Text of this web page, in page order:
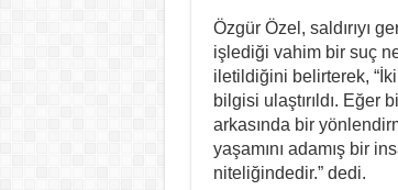
Özgür Özel, saldırıyı
işlediği vahim bir suç
iletildiğini belirterek,
bilgisi ulaştırıldı.
arkasında bir
yaşamını adamış bir
niteliğindedir.” dedi.